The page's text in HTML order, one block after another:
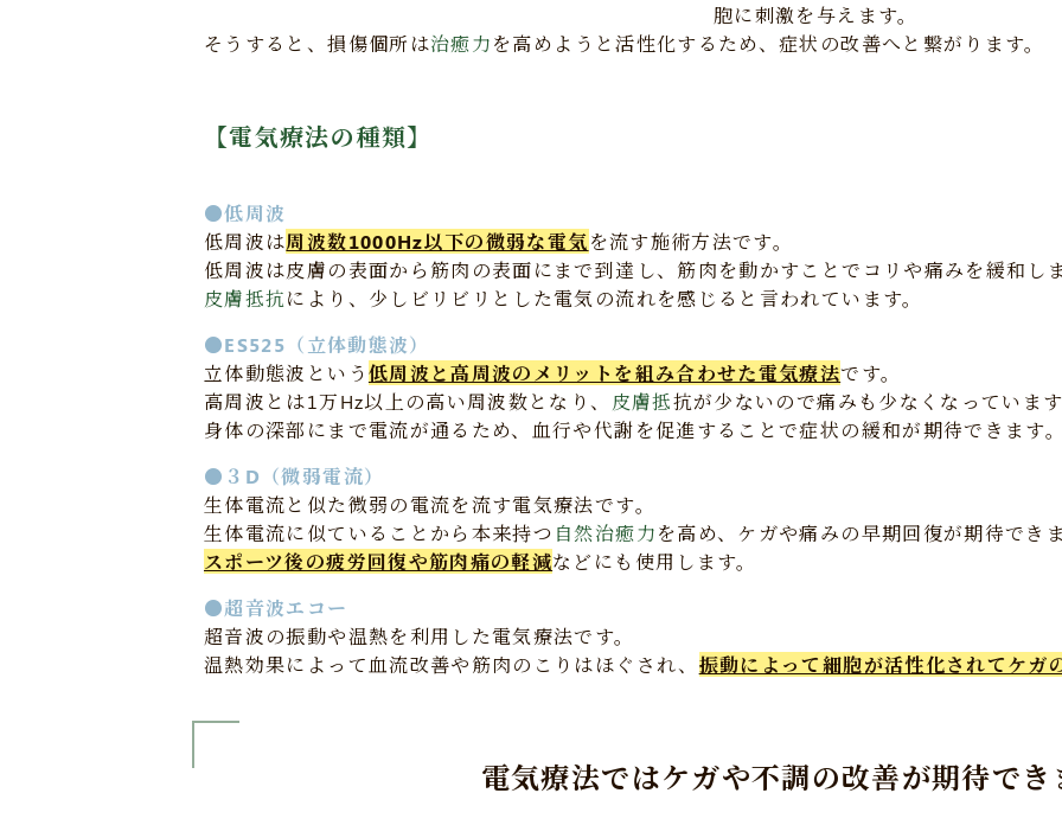
胞に刺激を与えます。
そうすると、損傷個所は治癒力を高めようと活性化するため、症状の改善へと繋がります。
【電気療法の種類】
●低周波
低周波は周波数1000Hz以下の微弱な電気を流す施術方法です。
低周波は皮膚の表面から筋肉の表面にまで到達し、筋肉を動かすことでコリや痛みを緩和し
皮膚抵抗により、少しビリビリとした電気の流れを感じると言われています。
●ES525（立体動態波）
立体動態波という 低周波と高周波のメリットを組み合わせた電気療法です。
高周波とは1万Hz以上の高い周波数となり、
皮膚抵抗が少ないので痛みも少なくなっていま
身体の深部にまで電流が通るため、血行や代謝を促進することで症状の緩和が期待できます
●３D（微弱電流）
生体電流と似た微弱の電流を流す電気療法です。
生体電流に似ていることから本来持つ 自然治癒力を高め、ケガや痛みの早期回復が期待でき
スポーツ後の疲労回復や筋肉痛の軽減などにも使用します。
●超音波エコー
超音波の振動や温熱を利用した電気療法です。
温熱効果によって血流改善や筋肉のこりはほぐされ、 振動によって細胞が活性化されてケガ
電気療法ではケガや不調の改善が期待でき